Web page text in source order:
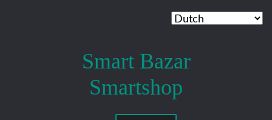
Smart Bazar
Smartshop